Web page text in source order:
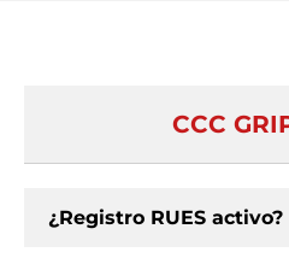
CCC
¿Registro RUES activo?